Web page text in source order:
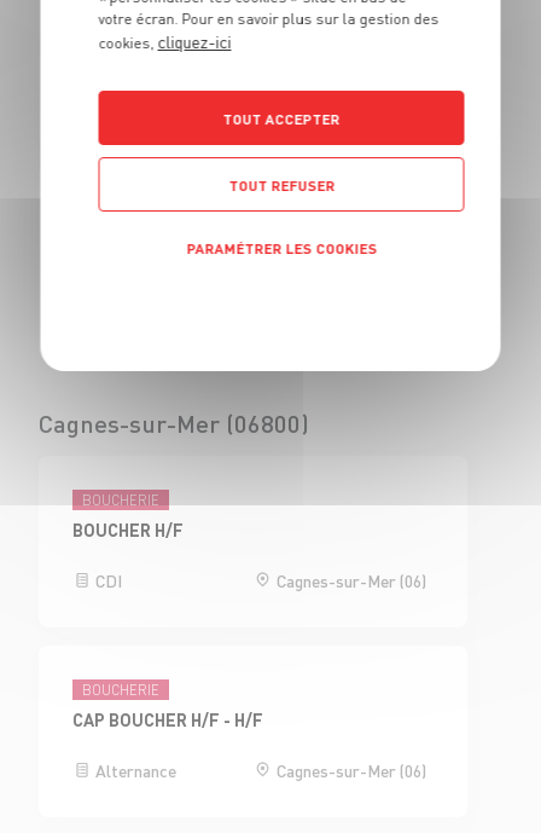
BOUCHER - H/F
(69)
BOUCHERIE
VENDEUR BOUCHERIE - H/F
Cagnes-sur-Mer (06800)
BOUCHERIE
BOUCHER H/F
CDI Cagnes-sur-Mer (06)
BOUCHERIE
CAP BOUCHER H/F - H/F
Alternance Cagnes-sur-Mer (06)
votre écran. Pour en savoir plus sur la gestion des
cookies, cliquez-ici
TOUT ACCEPTER
TOUT REFUSER
PARAMÉTRER LES COOKIES